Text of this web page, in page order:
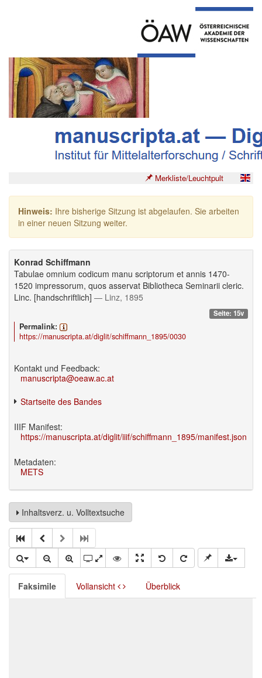
Merkliste/Leuchtpult
Hinweis: Ihre bisherige Sitzung ist abgelaufen. Sie arbeiten
in einer neuen Sitzung weiter.
Konrad Schiffmann
Tabulae omnium codicum manu scriptorum et annis 1470-
1520 impressorum, quos asservat Bibliotheca Seminarii cleric.
Linc. [handschriftlich] — Linz, 1895
Seite: 15v
Permalink:
https://manuscripta.at/diglit/schiffmann_1895/0030
Kontakt und Feedback:
manuscripta@oeaw.ac.at
Startseite des Bandes
IIIF Manifest:
https://manuscripta.at/diglit/iiif/schiffmann_1895/manifest.json
Metadaten:
METS
Inhaltsverz. u. Volltextsuche
Faksimile Vollansicht Überblick